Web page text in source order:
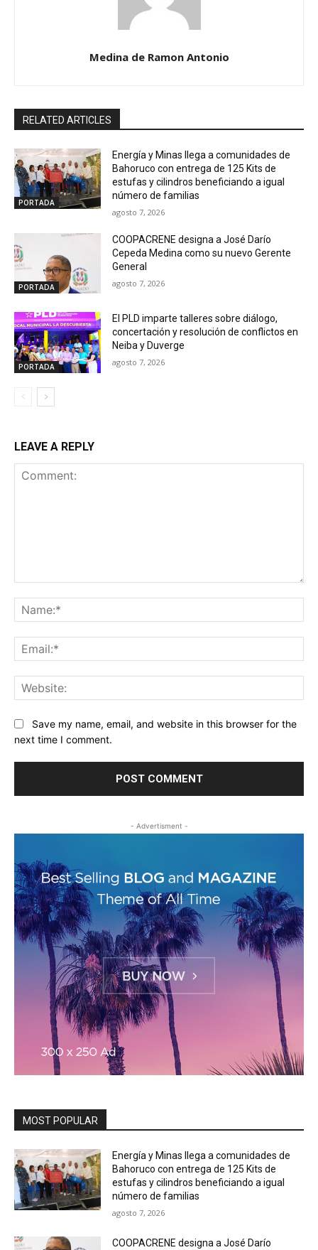
Medina de Ramon Antonio
RELATED ARTICLES
PORTADA
Energía y Minas llega a comunidades de
Bahoruco con entrega de 125 Kits de
estufas y cilindros beneficiando a igual
número de familias
agosto 7, 2026
PORTADA
COOPACRENE designa a José Darío
Cepeda Medina como su nuevo Gerente
General
agosto 7, 2026
PORTADA
El PLD imparte talleres sobre diálogo,
concertación y resolución de conflictos en
Neiba y Duverge
agosto 7, 2026
LEAVE A REPLY
Save my name, email, and website in this browser for the
next time I comment.
- Advertisment -
MOST POPULAR
Energía y Minas llega a comunidades de
Bahoruco con entrega de 125 Kits de
estufas y cilindros beneficiando a igual
número de familias
agosto 7, 2026
COOPACRENE designa a José Darío